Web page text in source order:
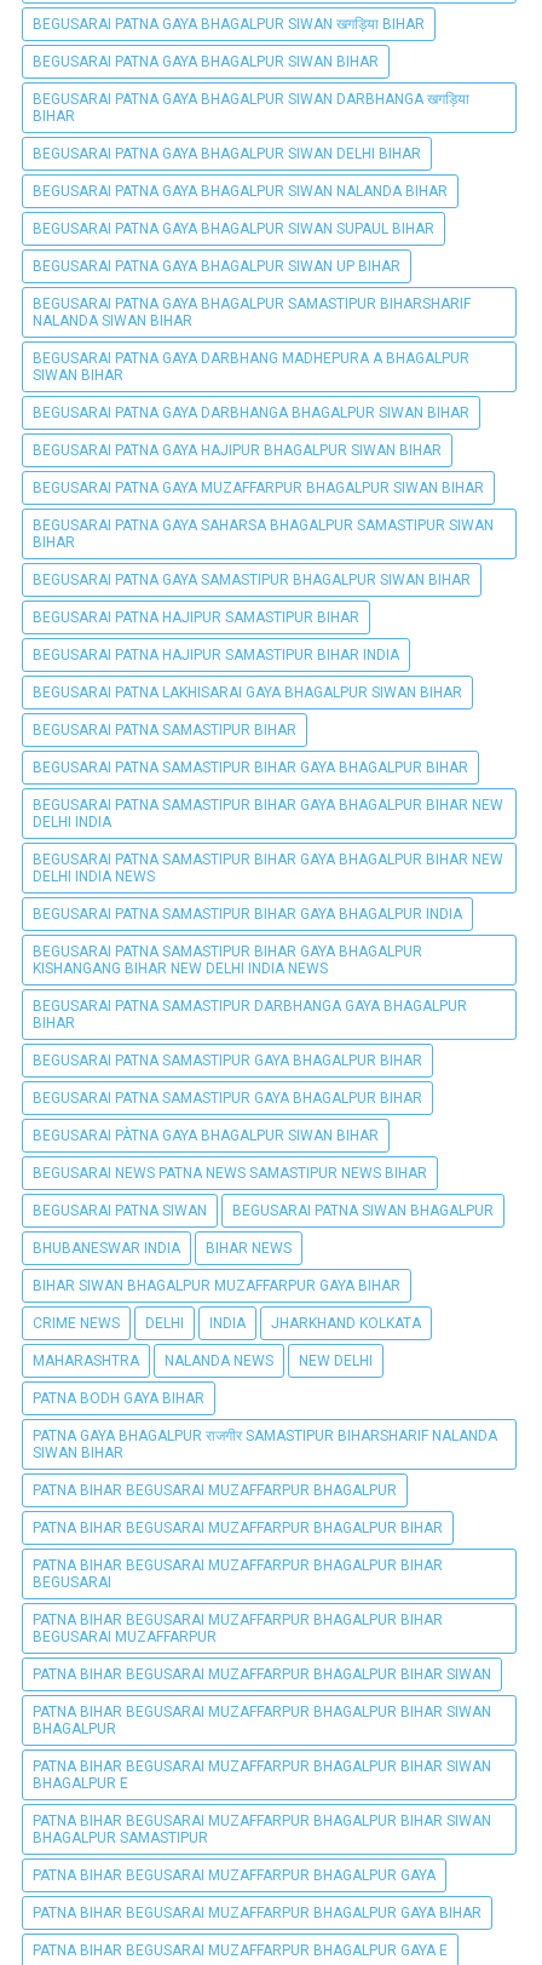
BEGUSARAI PATNA GAYA BHAGALPUR SIWAN खगड़िया BIHAR
BEGUSARAI PATNA GAYA BHAGALPUR SIWAN BIHAR
BEGUSARAI PATNA GAYA BHAGALPUR SIWAN DARBHANGA खगड़िया
BIHAR
BEGUSARAI PATNA GAYA BHAGALPUR SIWAN DELHI BIHAR
BEGUSARAI PATNA GAYA BHAGALPUR SIWAN NALANDA BIHAR
BEGUSARAI PATNA GAYA BHAGALPUR SIWAN SUPAUL BIHAR
BEGUSARAI PATNA GAYA BHAGALPUR SIWAN UP BIHAR
BEGUSARAI PATNA GAYA BHAGALPUR SAMASTIPUR BIHARSHARIF
NALANDA SIWAN BIHAR
BEGUSARAI PATNA GAYA DARBHANG MADHEPURA A BHAGALPUR
SIWAN BIHAR
BEGUSARAI PATNA GAYA DARBHANGA BHAGALPUR SIWAN BIHAR
BEGUSARAI PATNA GAYA HAJIPUR BHAGALPUR SIWAN BIHAR
BEGUSARAI PATNA GAYA MUZAFFARPUR BHAGALPUR SIWAN BIHAR
BEGUSARAI PATNA GAYA SAHARSA BHAGALPUR SAMASTIPUR SIWAN
BIHAR
BEGUSARAI PATNA GAYA SAMASTIPUR BHAGALPUR SIWAN BIHAR
BEGUSARAI PATNA HAJIPUR SAMASTIPUR BIHAR
BEGUSARAI PATNA HAJIPUR SAMASTIPUR BIHAR INDIA
BEGUSARAI PATNA LAKHISARAI GAYA BHAGALPUR SIWAN BIHAR
BEGUSARAI PATNA SAMASTIPUR BIHAR
BEGUSARAI PATNA SAMASTIPUR BIHAR GAYA BHAGALPUR BIHAR
BEGUSARAI PATNA SAMASTIPUR BIHAR GAYA BHAGALPUR BIHAR NEW
DELHI INDIA
BEGUSARAI PATNA SAMASTIPUR BIHAR GAYA BHAGALPUR BIHAR NEW
DELHI INDIA NEWS
BEGUSARAI PATNA SAMASTIPUR BIHAR GAYA BHAGALPUR INDIA
BEGUSARAI PATNA SAMASTIPUR BIHAR GAYA BHAGALPUR
KISHANGANG BIHAR NEW DELHI INDIA NEWS
BEGUSARAI PATNA SAMASTIPUR DARBHANGA GAYA BHAGALPUR
BIHAR
BEGUSARAI PATNA SAMASTIPUR GAYA BHAGALPUR BIHAR
BEGUSARAI PATNA SAMASTIPUR GAYA BHAGALPUR BIHAR
BEGUSARAI PÀTNA GAYA BHAGALPUR SIWAN BIHAR
BEGUSARAI NEWS PATNA NEWS SAMASTIPUR NEWS BIHAR
BEGUSARAI PATNA SIWAN BEGUSARAI PATNA SIWAN BHAGALPUR
BHUBANESWAR INDIA BIHAR NEWS
BIHAR SIWAN BHAGALPUR MUZAFFARPUR GAYA BIHAR
CRIME NEWS DELHI INDIA JHARKHAND KOLKATA
MAHARASHTRA NALANDA NEWS NEW DELHI
PATNA BODH GAYA BIHAR
PATNA GAYA BHAGALPUR राजगीर SAMASTIPUR BIHARSHARIF NALANDA
SIWAN BIHAR
PATNA BIHAR BEGUSARAI MUZAFFARPUR BHAGALPUR
PATNA BIHAR BEGUSARAI MUZAFFARPUR BHAGALPUR BIHAR
PATNA BIHAR BEGUSARAI MUZAFFARPUR BHAGALPUR BIHAR
BEGUSARAI
PATNA BIHAR BEGUSARAI MUZAFFARPUR BHAGALPUR BIHAR
BEGUSARAI MUZAFFARPUR
PATNA BIHAR BEGUSARAI MUZAFFARPUR BHAGALPUR BIHAR SIWAN
PATNA BIHAR BEGUSARAI MUZAFFARPUR BHAGALPUR BIHAR SIWAN
BHAGALPUR
PATNA BIHAR BEGUSARAI MUZAFFARPUR BHAGALPUR BIHAR SIWAN
BHAGALPUR E
PATNA BIHAR BEGUSARAI MUZAFFARPUR BHAGALPUR BIHAR SIWAN
BHAGALPUR SAMASTIPUR
PATNA BIHAR BEGUSARAI MUZAFFARPUR BHAGALPUR GAYA
PATNA BIHAR BEGUSARAI MUZAFFARPUR BHAGALPUR GAYA BIHAR
PATNA BIHAR BEGUSARAI MUZAFFARPUR BHAGALPUR GAYA E